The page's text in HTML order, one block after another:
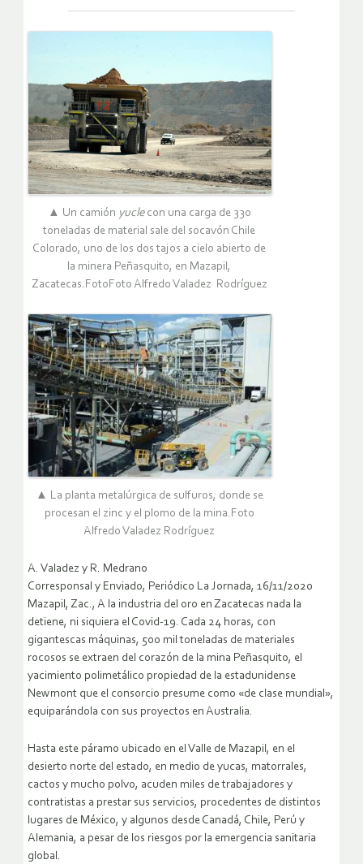
▲ Un camión yucle con una carga de 330
toneladas de material sale del socavón Chile
Colorado, uno de los dos tajos a cielo abierto de
la minera Peñasquito, en Mazapil,
Zacatecas.FotoFoto Alfredo Valadez Rodríguez
▲ La planta metalúrgica de sulfuros, donde se
procesan el zinc y el plomo de la mina.Foto
Alfredo Valadez Rodríguez
A. Valadez y R. Medrano
Corresponsal y Enviado, Periódico La Jornada, 16/11/2020
Mazapil, Zac., A la industria del oro en Zacatecas nada la
detiene, ni siquiera el Covid-19. Cada 24 horas, con
gigantescas máquinas, 500 mil toneladas de materiales
rocosos se extraen del corazón de la mina Peñasquito, el
yacimiento polimetálico propiedad de la estadunidense
Newmont que el consorcio presume como «de clase mundial»,
equiparándola con sus proyectos en Australia.
Hasta este páramo ubicado en el Valle de Mazapil, en el
desierto norte del estado, en medio de yucas, matorrales,
cactos y mucho polvo, acuden miles de trabajadores y
contratistas a prestar sus servicios, procedentes de distintos
lugares de México, y algunos desde Canadá, Chile, Perú y
Alemania, a pesar de los riesgos por la emergencia sanitaria
global.